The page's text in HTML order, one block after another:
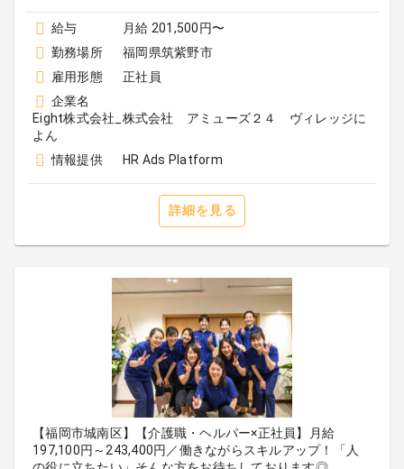
給与
月給 201,500円〜
勤務場所
福岡県筑紫野市
雇用形態
正社員
企業名
Eight株式会社_株式会社 アミューズ２４ ヴィレッジに
よん
情報提供
HR Ads Platform
詳細を見る
【福岡市城南区】【介護職・ヘルパー×正社員】月給
197,100円～243,400円／働きながらスキルアップ！「人